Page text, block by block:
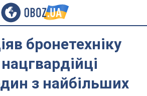
бронетехніку
з найбільших